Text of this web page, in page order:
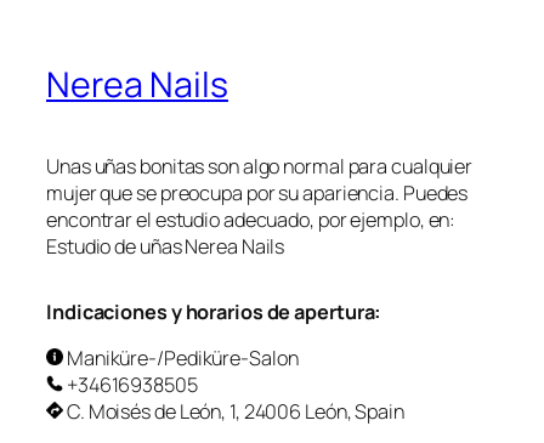
Nerea Nails
Unas uñas bonitas son algo normal para cualquier
mujer que se preocupa por su apariencia. Puedes
encontrar el estudio adecuado, por ejemplo, en:
Estudio de uñas Nerea Nails
Indicaciones y horarios de apertura:
Maniküre-/Pediküre-Salon
+34616938505
C. Moisés de León, 1, 24006 León, Spain